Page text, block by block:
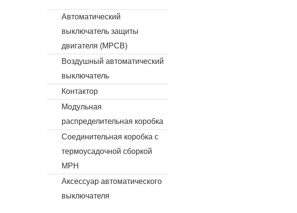
Автоматический
выключатель защиты
двигателя (MPCB)
Воздушный автоматический
выключатель
Контактор
Модульная
распределительная коробка
Соединительная коробка с
термоусадочной сборкой
MPH
Аксессуар автоматического
выключателя